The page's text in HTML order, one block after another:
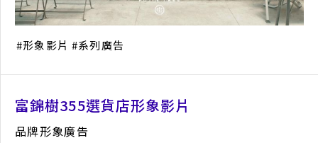
形象影片 系列廣告
富錦樹355選貨店形象影片
品牌形象廣告